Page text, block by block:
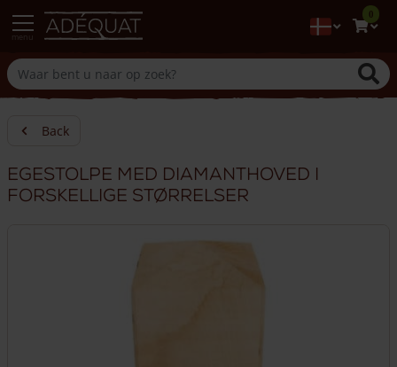
0
Back
Egestolpe med diamanthoved i
forskellige størrelser